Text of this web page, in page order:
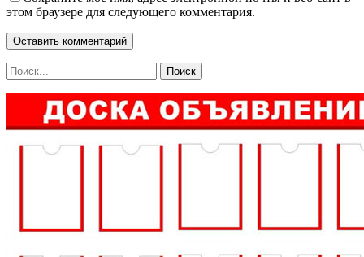
этом браузере для следующего комментария.